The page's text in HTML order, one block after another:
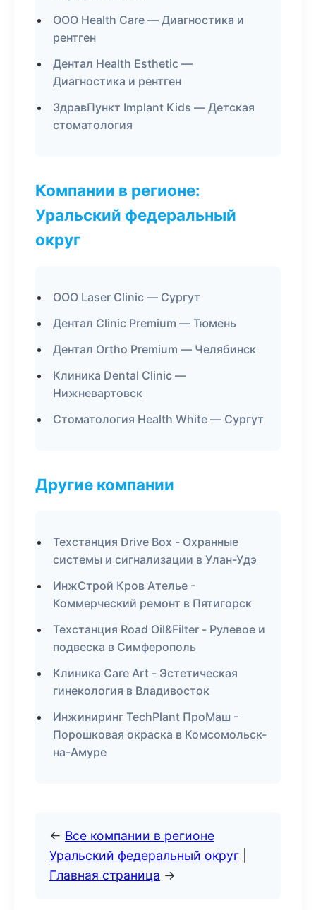
ООО Health Care — Диагностика и
рентген
Дентал Health Esthetic —
Диагностика и рентген
ЗдравПункт Implant Kids — Детская
стоматология
Компании в регионе:
Уральский федеральный
округ
ООО Laser Clinic — Сургут
Дентал Clinic Premium — Тюмень
Дентал Ortho Premium — Челябинск
Клиника Dental Clinic —
Нижневартовск
Стоматология Health White — Сургут
Другие компании
Техстанция Drive Box - Охранные
системы и сигнализации в Улан-Удэ
ИнжСтрой Кров Ателье -
Коммерческий ремонт в Пятигорск
Техстанция Road Oil&Filter - Рулевое и
подвеска в Симферополь
Клиника Care Art - Эстетическая
гинекология в Владивосток
Инжиниринг TechPlant ПроМаш -
Порошковая окраска в Комсомольск-
на-Амуре
← Все компании в регионе
Уральский федеральный округ
Главная страница →